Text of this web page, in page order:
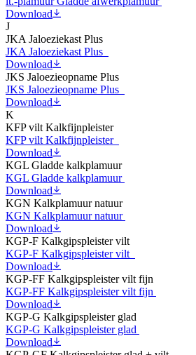
Download
J
JKA Jaloeziekast Plus
JKA Jaloeziekast Plus
Download
JKS Jaloezieopname Plus
JKS Jaloezieopname Plus
Download
K
KFP vilt Kalkfijnpleister
KFP vilt Kalkfijnpleister
Download
KGL Gladde kalkplamuur
KGL Gladde kalkplamuur
Download
KGN Kalkplamuur natuur
KGN Kalkplamuur natuur
Download
KGP-F Kalkgipspleister vilt
KGP-F Kalkgipspleister vilt
Download
KGP-FF Kalkgipspleister vilt fijn
KGP-FF Kalkgipspleister vilt fijn
Download
KGP-G Kalkgipspleister glad
KGP-G Kalkgipspleister glad
Download